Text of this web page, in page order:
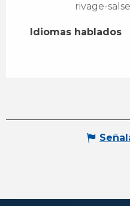
rivage-
Idiomas hablados
Idiomas hablados